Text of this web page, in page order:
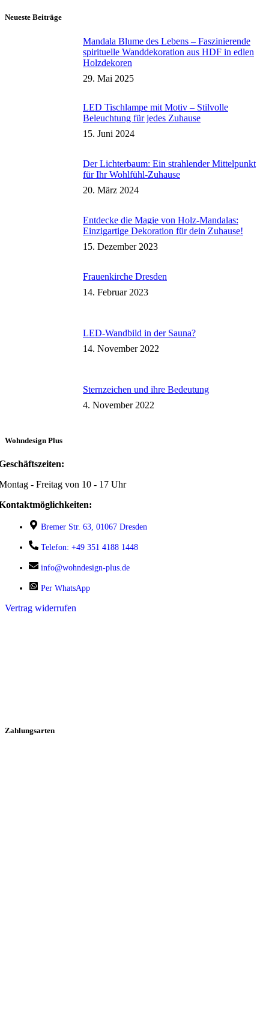
Neueste Beiträge
Mandala Blume des Lebens – Faszinierende
spirituelle Wanddekoration aus HDF in edlen
Holzdekoren
29. Mai 2025
LED Tischlampe mit Motiv – Stilvolle
Beleuchtung für jedes Zuhause
15. Juni 2024
Der Lichterbaum: Ein strahlender Mittelpunkt
für Ihr Wohlfühl-Zuhause
20. März 2024
Entdecke die Magie von Holz-Mandalas:
Einzigartige Dekoration für dein Zuhause!
15. Dezember 2023
Frauenkirche Dresden
14. Februar 2023
LED-Wandbild in der Sauna?
14. November 2022
Sternzeichen und ihre Bedeutung
4. November 2022
Wohndesign Plus
- Freitag von 10 - 17 Uhr
Bremer Str. 63, 01067 Dresden
Telefon: +49 351 4188 1448
info@wohndesign-plus.de
Per WhatsApp
Vertrag widerrufen
Zahlungsarten